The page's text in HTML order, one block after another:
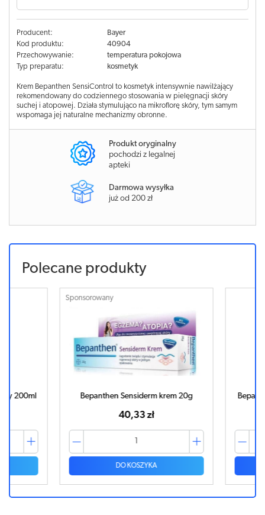
Producent:
Bayer
Kod produktu:
40904
Przechowywanie:
temperatura pokojowa
Typ preparatu:
kosmetyk
Krem Bepanthen SensiControl to kosmetyk intensywnie nawilżający
rekomendowany do codziennego stosowania w pielęgnacji skóry
suchej i atopowej. Działa stymulująco na mikroflorę skóry, tym samym
wspomaga jej naturalne mechanizmy obronne.
Produkt oryginalny
pochodzi z legalnej
apteki
Darmowa wysyłka
już od 200 zł
Polecane produkty
200ml
Sponsorowany
Bepanthen Sensiderm krem 20g
40,33 zł
DO KOSZYKA